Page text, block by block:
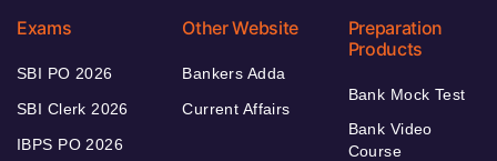
Exams
SBI PO 2026
SBI Clerk 2026
IBPS PO 2026
Other Website
Bankers Adda
Current Affairs
Preparation
Products
Bank Mock Test
Bank Video
Course